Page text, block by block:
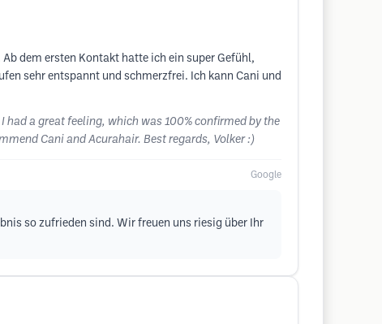
dem ersten Kontakt hatte ich ein super Gefühl,
sehr entspannt und schmerzfrei. Ich kann Cani und
a great feeling, which was 100% confirmed by the
Cani and Acurahair. Best regards, Volker :)
Google
so zufrieden sind. Wir freuen uns riesig über Ihr